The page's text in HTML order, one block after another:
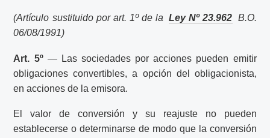
(Artículo sustituido por art. 1º de la Ley Nº 23.962 B.O.
06/08/1991)
Art. 5º— Las sociedades por acciones pueden emitir
obligaciones convertibles, a opción del obligacionista,
en acciones de la emisora.
El valor de conversión y su reajuste no pueden
establecerse o determinarse de modo que la conversión